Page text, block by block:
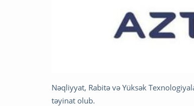
Nəqliyyat, Rabitə və Yüksək
təyinat olub.